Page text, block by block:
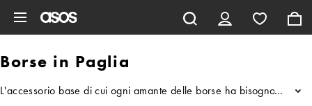
Borse in Paglia
L'accessorio base di cui ogni amante delle borse ha bisogno per
...